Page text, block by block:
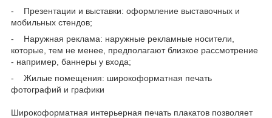
- Презентации и выставки: оформление выставочных и
мобильных стендов;
- Наружная реклама: наружные рекламные носители,
которые, тем не менее, предполагают близкое рассмотрение
- например, баннеры у входа;
- Жилые помещения: широкоформатная печать
фотографий и графики
Широкоформатная интерьерная печать плакатов позволяет